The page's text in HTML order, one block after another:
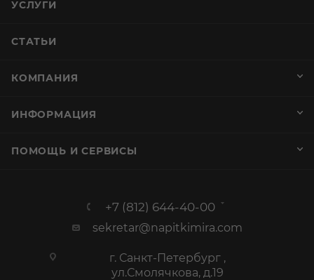
УСЛУГИ
СТАТЬИ
КОМПАНИЯ
ИНФОРМАЦИЯ
ПОМОЩЬ И СЕРВИСЫ
+7 (812) 644-40-00
sekretar@napitkimira.com
г. Санкт-Петербург ,
ул.Смолячкова, д.19